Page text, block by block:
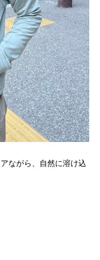
ながら、自然に溶け込